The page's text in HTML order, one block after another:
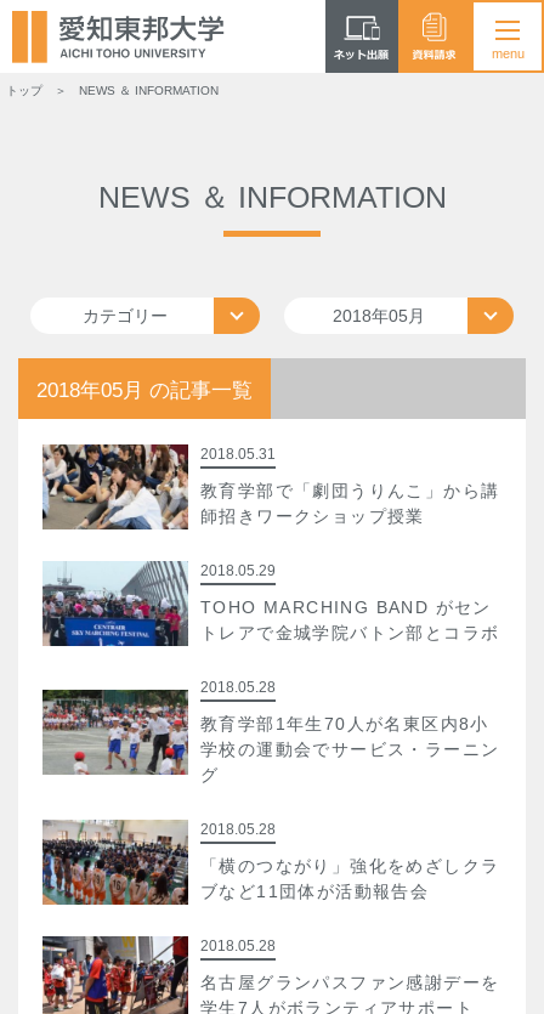
トップ NEWS ＆ INFORMATION
NEWS ＆ INFORMATION
カテゴリー 2018年05月
2018年05月 の記事一覧
2018.05.31
教育学部で「劇団うりんこ」から講
師招きワークショップ授業
2018.05.29
TOHO MARCHING BAND がセン
トレアで金城学院バトン部とコラボ
2018.05.28
教育学部1年生70人が名東区内8小
学校の運動会でサービス・ラーニン
グ
2018.05.28
「横のつながり」強化をめざしクラ
ブなど11団体が活動報告会
2018.05.28
名古屋グランパスファン感謝デーを
学生7人がボランティアサポート